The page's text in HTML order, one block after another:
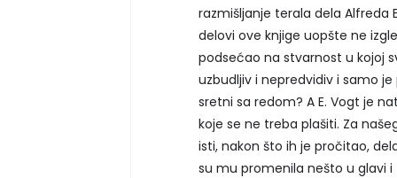
razmišljanje terala dela Alfreda
delovi ove knjige uopšte ne
podsećao na stvarnost u kojoj
uzbudljiv i nepredvidiv i samo
sretni sa redom? A E. Vogt je
koje se ne treba plašiti. Za
isti, nakon što ih je pročitao,
su mu promenila nešto u glavi